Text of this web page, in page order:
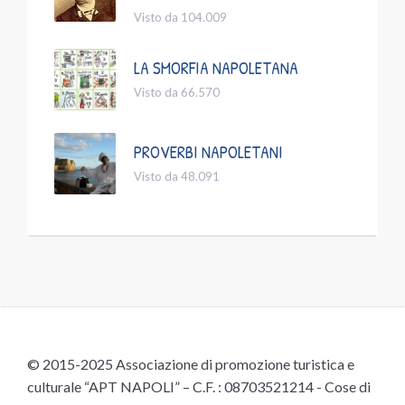
Visto da 104.009
LA SMORFIA NAPOLETANA
Visto da 66.570
PROVERBI NAPOLETANI
Visto da 48.091
© 2015-2025 Associazione di promozione turistica e
culturale “APT NAPOLI” – C.F. : 08703521214 - Cose di